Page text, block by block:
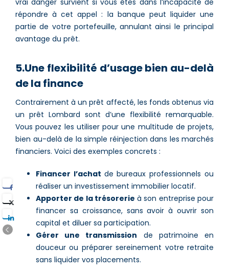
répondre à cet appel : la banque peut liquider une
partie de votre portefeuille, annulant ainsi le principal
avantage du prêt.
5.Une flexibilité d’usage bien au-delà
de la finance
Contrairement à un prêt affecté, les fonds obtenus via
un prêt Lombard sont d’une flexibilité remarquable.
Vous pouvez les utiliser pour une multitude de projets,
bien au-delà de la simple réinjection dans les marchés
financiers. Voici des exemples concrets :
Financer l’achat de bureaux professionnels ou
réaliser un investissement immobilier locatif.
Apporter de la trésorerie à son entreprise pour
financer sa croissance, sans avoir à ouvrir son
capital et diluer sa participation.
Gérer une transmission de patrimoine en
douceur ou préparer sereinement votre retraite
sans liquider vos placements.